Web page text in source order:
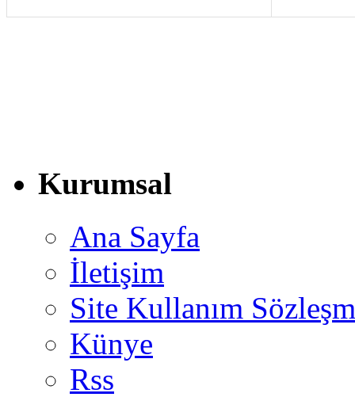
Kurumsal
Ana Sayfa
İletişim
Site Kullanım
Künye
Rss